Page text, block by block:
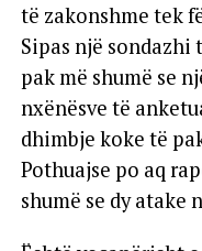
të zakonshme tek
Sipas një
pak më shumë se
nxënësve të
dhimbje koke të
Pothuajse po aq
shumë se dy atake